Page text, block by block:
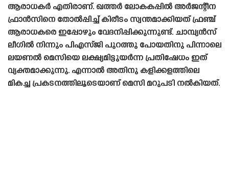
ആരാധകർ എതിരാണ്. ഖത്തർ ലോകകപ്പിൽ അർജന്റീന
ഫ്രാൻസിനെ തോൽപ്പിച്ച് കിരീടം സ്വന്തമാക്കിയത് ഫ്രഞ്ച്
ആരാധകരെ ഇപ്പോഴും വേദനിപ്പിക്കുന്നുണ്ട്. ചാമ്പ്യൻസ്
ലീഗിൽ നിന്നും പിഎസ്‌ജി പുറത്തു പോയതിനു പിന്നാലെ
ലയണൽ മെസിയെ ലക്ഷ്യമിട്ടുയർന്ന പ്രതിഷേധം ഇത്
വ്യക്തമാക്കുന്നു. എന്നാൽ അതിനു കളിക്കളത്തിലെ
മികച്ച പ്രകടനത്തിലൂടെയാണ് മെസി മറുപടി നൽകിയത്.